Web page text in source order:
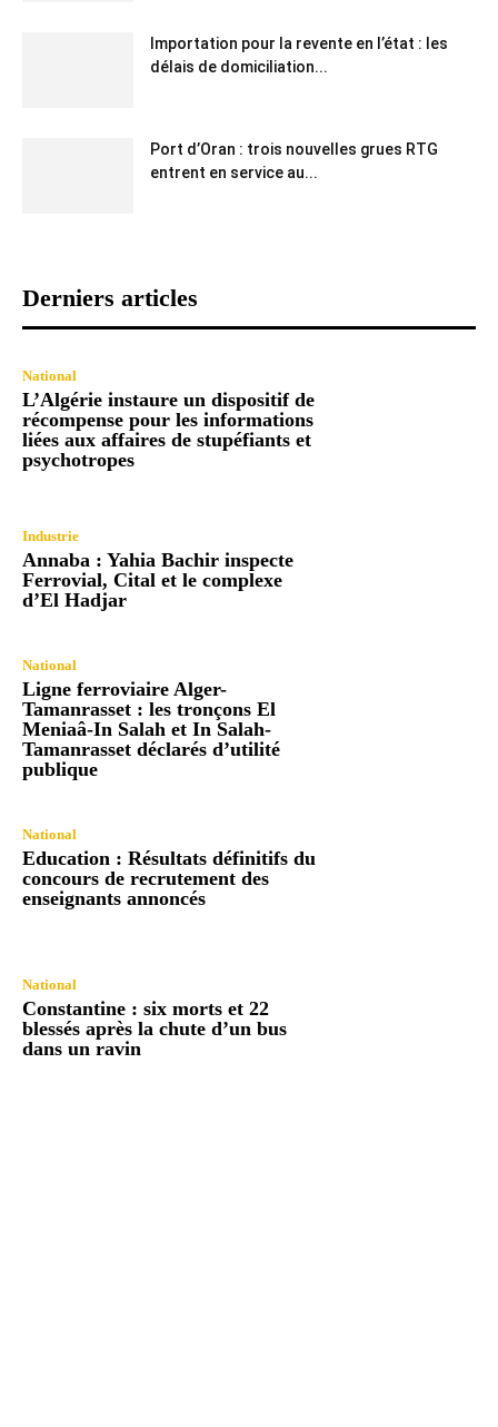
Importation pour la revente en l’état : les
délais de domiciliation...
Port d’Oran : trois nouvelles grues RTG
entrent en service au...
Derniers articles
National
L’Algérie instaure un dispositif de
récompense pour les informations
liées aux affaires de stupéfiants et
psychotropes
Industrie
Annaba : Yahia Bachir inspecte
Ferrovial, Cital et le complexe
d’El Hadjar
National
Ligne ferroviaire Alger-
Tamanrasset : les tronçons El
Meniaâ-In Salah et In Salah-
Tamanrasset déclarés d’utilité
publique
National
Education : Résultats définitifs du
concours de recrutement des
enseignants annoncés
National
Constantine : six morts et 22
blessés après la chute d’un bus
dans un ravin